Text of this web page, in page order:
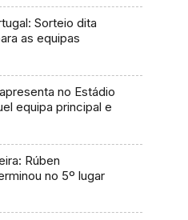
Sorteio dita
as equipas
no Estádio
equipa principal e
Rúben
no 5º lugar